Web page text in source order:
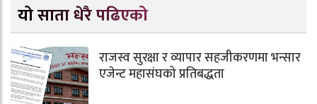
यो साता धेरै पढिएको
राजस्व सुरक्षा र व्यापार सहजीकरणमा भन्सार
एजेन्ट महासंघको प्रतिबद्धता